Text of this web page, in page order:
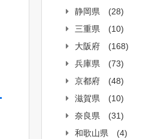
静岡県
(28)
三重県
(10)
大阪府
(168)
兵庫県
(73)
京都府
(48)
滋賀県
(10)
奈良県
(31)
和歌山県
(4)